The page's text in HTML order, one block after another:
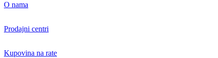
O nama
Prodajni centri
Kupovina na rate